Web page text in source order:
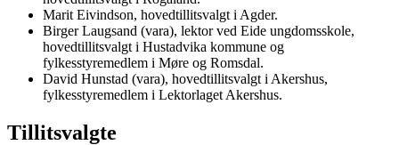
Marit Eivindson, hovedtillitsvalgt i Agder.
Birger Laugsand (vara), lektor ved Eide ungdomsskole,
hovedtillitsvalgt i Hustadvika kommune og
fylkesstyremedlem i Møre og Romsdal.
David Hunstad (vara), hovedtillitsvalgt i Akershus,
fylkesstyremedlem i Lektorlaget Akershus.
Tillitsvalgte